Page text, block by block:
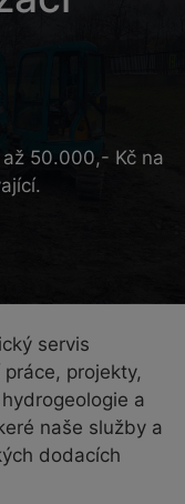
50.000,- Kč na
servis
projekty,
a
naše služby a
dodacích